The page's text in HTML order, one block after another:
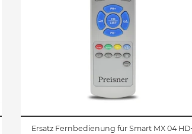
Ersatz Fernbedienung für Smart MX 04